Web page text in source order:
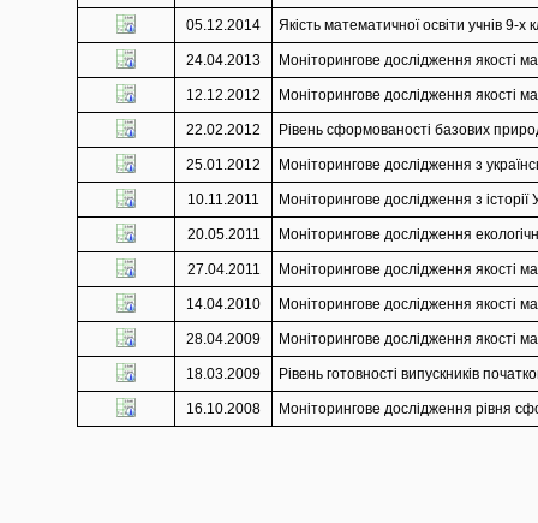
05.12.2014 Якість математичної освіти учнів 9-х
24.04.2013 Моніторингове дослідження якості
12.12.2012 Моніторингове дослідження якості
22.02.2012 Рівень сформованості базових
25.01.2012 Моніторингове дослідження з
10.11.2011 Моніторингове дослідження з історії
20.05.2011 Моніторингове дослідження
27.04.2011 Моніторингове дослідження якості
14.04.2010 Моніторингове дослідження якості
28.04.2009 Моніторингове дослідження якості
18.03.2009 Рівень готовності випускників
16.10.2008 Моніторингове дослідження рівня